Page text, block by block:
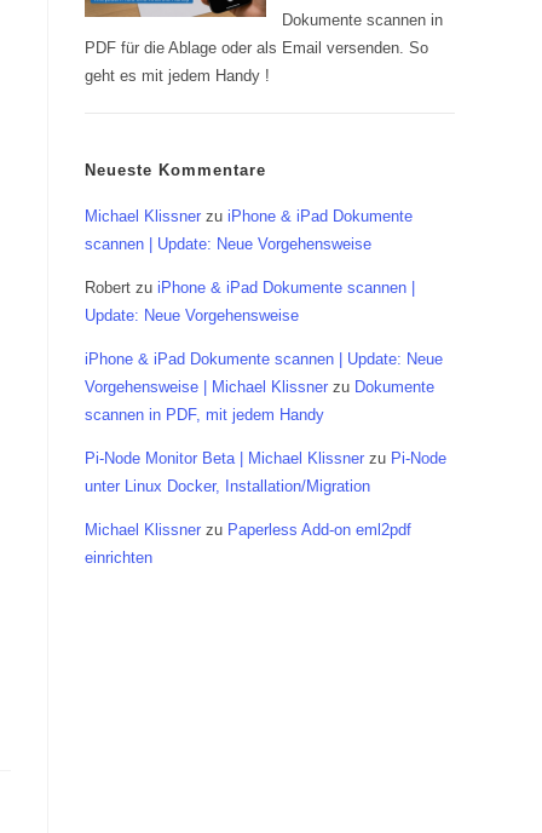
Dokumente scannen in
PDF für die Ablage oder als Email versenden. So
geht es mit jedem Handy !
Neueste Kommentare
Michael Klissner zu iPhone & iPad Dokumente
scannen | Update: Neue Vorgehensweise
Robert zu iPhone & iPad Dokumente scannen |
Update: Neue Vorgehensweise
iPhone & iPad Dokumente scannen | Update: Neue
Vorgehensweise | Michael Klissner zu Dokumente
scannen in PDF, mit jedem Handy
Pi-Node Monitor Beta | Michael Klissner zu Pi-Node
unter Linux Docker, Installation/Migration
Michael Klissner zu Paperless Add-on eml2pdf
einrichten